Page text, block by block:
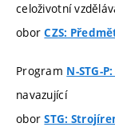
celoživotní
oborCZS:
Program N-STG-
navazující
oborSTG: